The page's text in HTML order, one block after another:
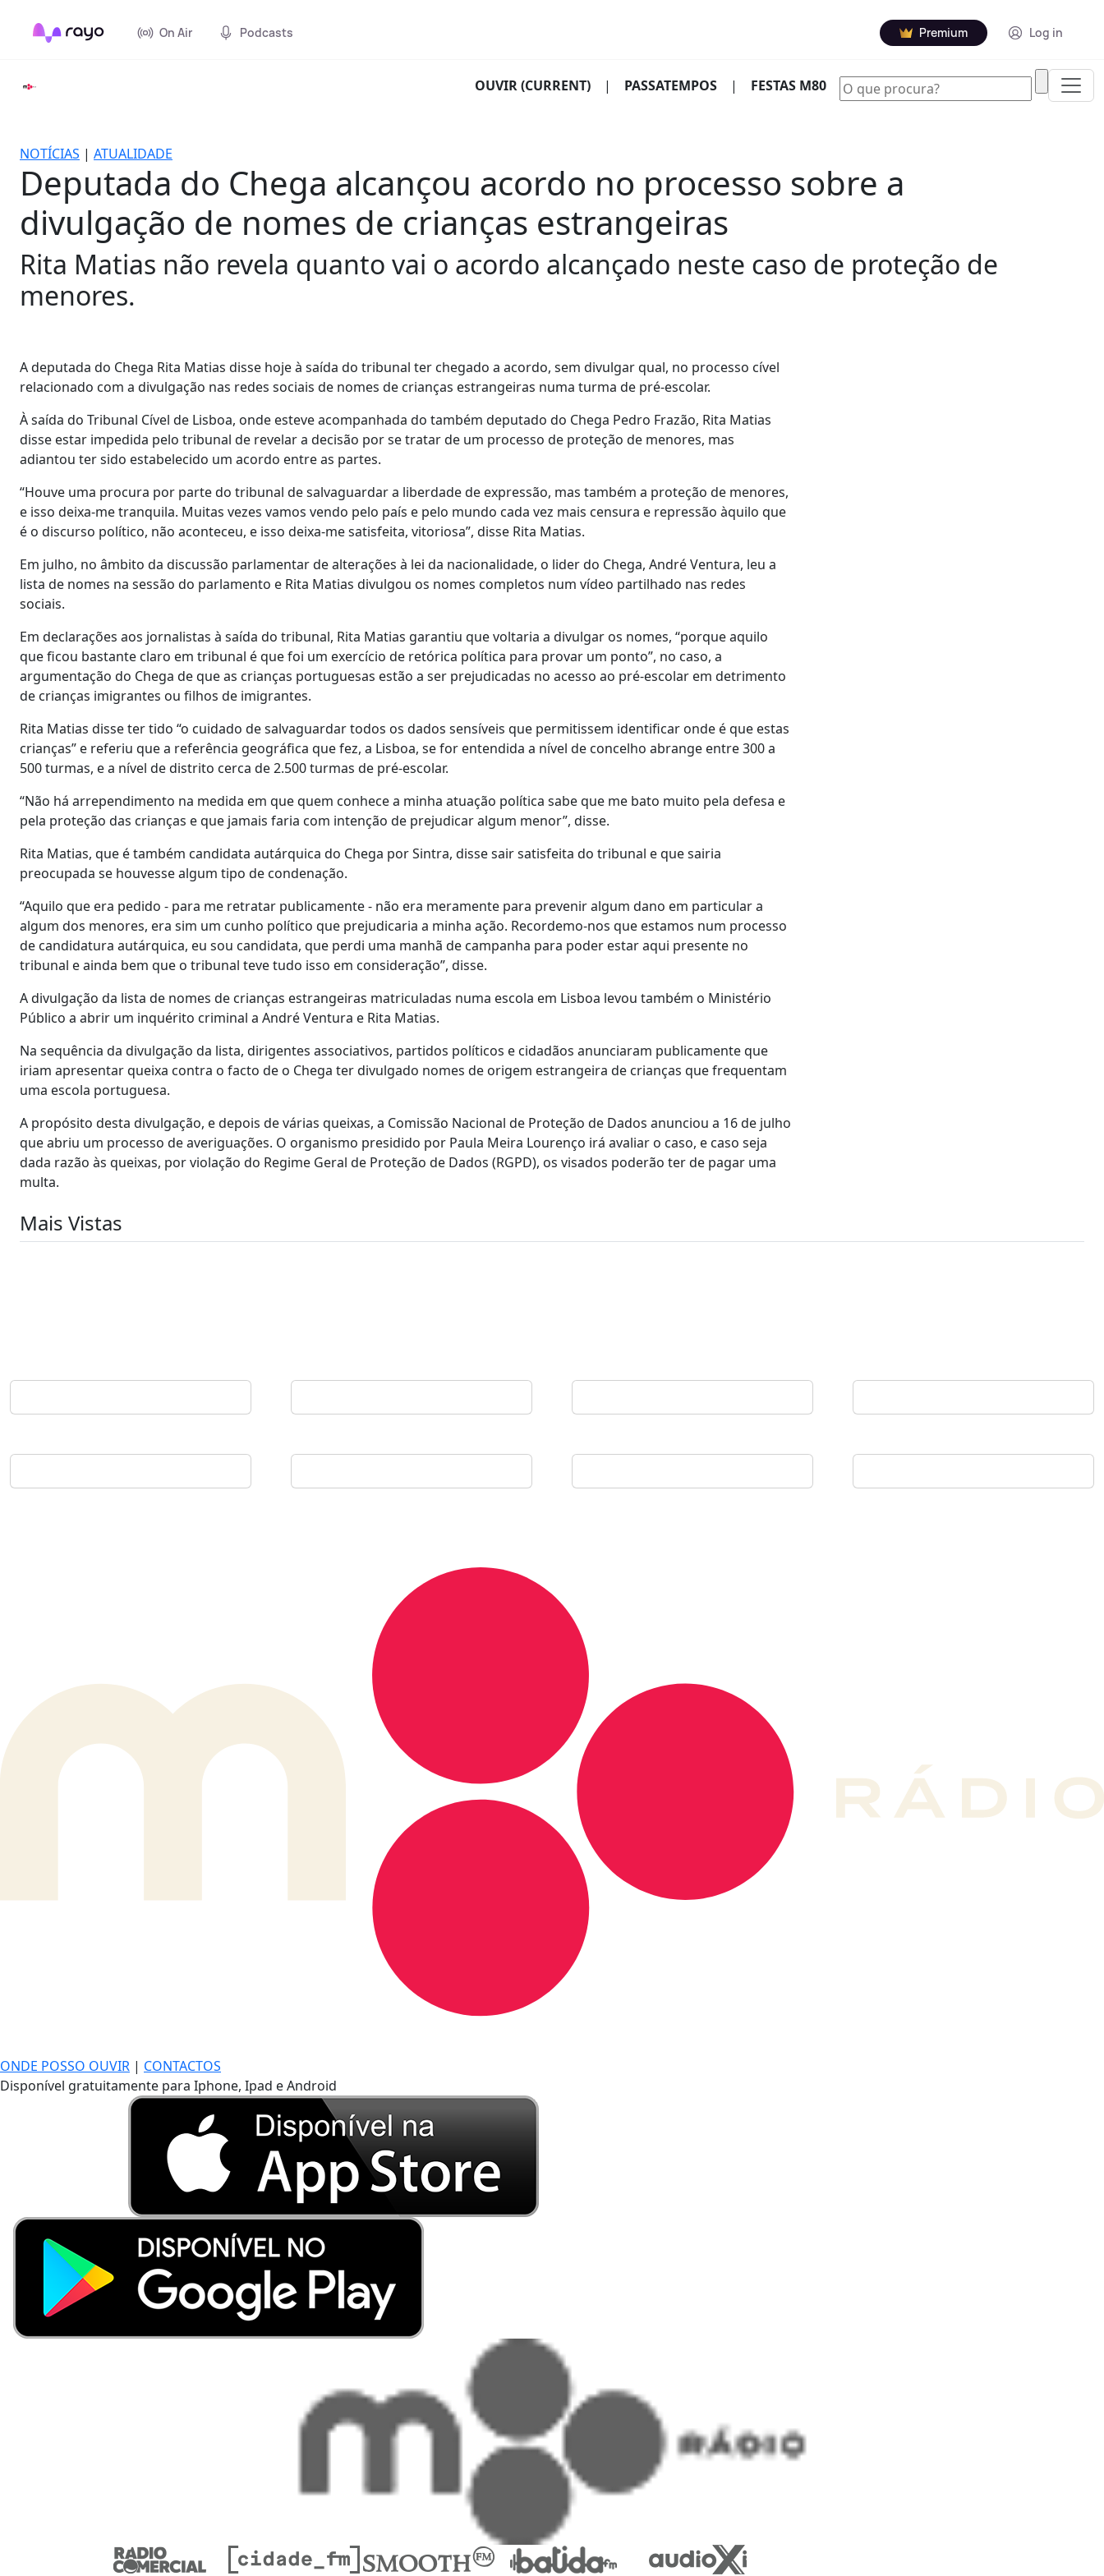
On Air Podcasts Premium Log in
OUVIR(CURRENT) | PASSATEMPOS | FESTAS M80
NOTÍCIAS | ATUALIDADE
Deputada do Chega alcançou acordo no processo sobre a
divulgação de nomes de crianças estrangeiras
Rita Matias não revela quanto vai o acordo alcançado neste caso de proteção de
menores.
A deputada do Chega Rita Matias disse hoje à saída do tribunal ter chegado a acordo, sem divulgar qual, no processo cível
relacionado com a divulgação nas redes sociais de nomes de crianças estrangeiras numa turma de pré-escolar.
À saída do Tribunal Cível de Lisboa, onde esteve acompanhada do também deputado do Chega Pedro Frazão, Rita Matias
disse estar impedida pelo tribunal de revelar a decisão por se tratar de um processo de proteção de menores, mas
adiantou ter sido estabelecido um acordo entre as partes.
“Houve uma procura por parte do tribunal de salvaguardar a liberdade de expressão, mas também a proteção de menores,
e isso deixa-me tranquila. Muitas vezes vamos vendo pelo país e pelo mundo cada vez mais censura e repressão àquilo que
é o discurso político, não aconteceu, e isso deixa-me satisfeita, vitoriosa”, disse Rita Matias.
Em julho, no âmbito da discussão parlamentar de alterações à lei da nacionalidade, o lider do Chega, André Ventura, leu a
lista de nomes na sessão do parlamento e Rita Matias divulgou os nomes completos num vídeo partilhado nas redes
sociais.
Em declarações aos jornalistas à saída do tribunal, Rita Matias garantiu que voltaria a divulgar os nomes, “porque aquilo
que ficou bastante claro em tribunal é que foi um exercício de retórica política para provar um ponto”, no caso, a
argumentação do Chega de que as crianças portuguesas estão a ser prejudicadas no acesso ao pré-escolar em detrimento
de crianças imigrantes ou filhos de imigrantes.
Rita Matias disse ter tido “o cuidado de salvaguardar todos os dados sensíveis que permitissem identificar onde é que estas
crianças” e referiu que a referência geográfica que fez, a Lisboa, se for entendida a nível de concelho abrange entre 300 a
500 turmas, e a nível de distrito cerca de 2.500 turmas de pré-escolar.
“Não há arrependimento na medida em que quem conhece a minha atuação política sabe que me bato muito pela defesa e
pela proteção das crianças e que jamais faria com intenção de prejudicar algum menor”, disse.
Rita Matias, que é também candidata autárquica do Chega por Sintra, disse sair satisfeita do tribunal e que sairia
preocupada se houvesse algum tipo de condenação.
“Aquilo que era pedido - para me retratar publicamente - não era meramente para prevenir algum dano em particular a
algum dos menores, era sim um cunho político que prejudicaria a minha ação. Recordemo-nos que estamos num processo
de candidatura autárquica, eu sou candidata, que perdi uma manhã de campanha para poder estar aqui presente no
tribunal e ainda bem que o tribunal teve tudo isso em consideração”, disse.
A divulgação da lista de nomes de crianças estrangeiras matriculadas numa escola em Lisboa levou também o Ministério
Público a abrir um inquérito criminal a André Ventura e Rita Matias.
Na sequência da divulgação da lista, dirigentes associativos, partidos políticos e cidadãos anunciaram publicamente que
iriam apresentar queixa contra o facto de o Chega ter divulgado nomes de origem estrangeira de crianças que frequentam
uma escola portuguesa.
A propósito desta divulgação, e depois de várias queixas, a Comissão Nacional de Proteção de Dados anunciou a 16 de julho
que abriu um processo de averiguações. O organismo presidido por Paula Meira Lourenço irá avaliar o caso, e caso seja
dada razão às queixas, por violação do Regime Geral de Proteção de Dados (RGPD), os visados poderão ter de pagar uma
multa.
Mais Vistas
ONDE POSSO OUVIR | CONTACTOS
Disponível gratuitamente para Iphone, Ipad e Android